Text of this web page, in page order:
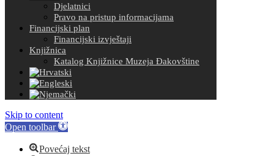
Djelatnici
Pravo na pristup informacijama
Financijski plan
Financijski izvještaji
Knjižnica
Katalog Knjižnice Muzeja Đakovštine
Skip to content
Open toolbar
Povećaj tekst